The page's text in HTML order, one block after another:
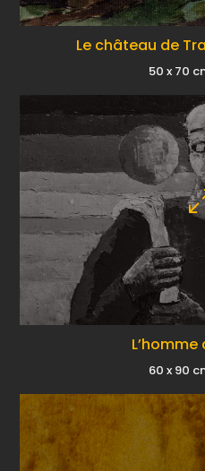
Le château de
50 x 70
60 x 90